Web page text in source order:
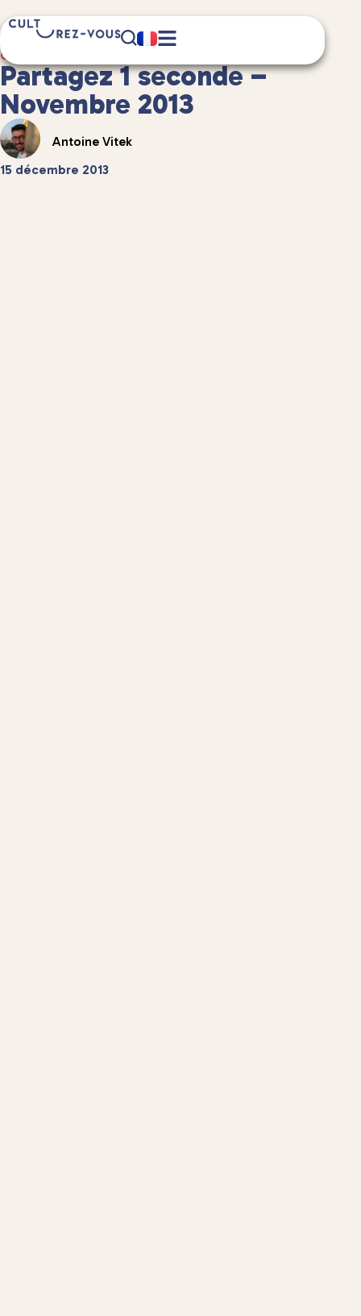
Culture
2 minute(s) de lecture
Partagez 1 seconde –
Novembre 2013
Antoine Vitek
15 décembre 2013